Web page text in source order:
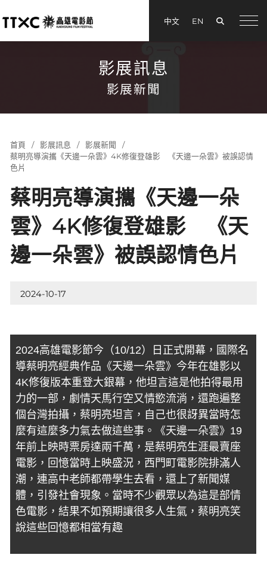
中文 EN
影展訊息
影展新聞
首頁 影展訊息
影展新聞
蔡明亮導演攜《天邊一朵雲》4K修復登雄影 《天邊一朵雲》被誤認情
色片
蔡明亮導演攜《天邊一朵
雲》4K修復登雄影 《天
邊一朵雲》被誤認情色片
2024-10-17
2024高雄電影節今（10/12）日正式開幕，國際名
導蔡明亮經典作品《天邊一朵雲》今年在雄影以
4K修復版本重登大銀幕，他坦言這是他拍得最用
力的一部，劇情天馬行空又情慾流淌，還跑遍整
個台灣拍攝，蔡明亮坦言，自己也很訝異當時怎
麼有這麼多力氣去做這些事。《天邊一朵雲》19
年前上映時票房達兩千萬，是蔡明亮生涯最賣座
電影，回憶當時上映盛況，西門町電影院排滿人
潮，連高中老師都帶學生去看，還上了新聞媒
體，引發社會現象。當時不少觀眾以為這是部情
色電影，結果不如預期讓很多人生氣，蔡明亮笑
說這些回憶都相當有趣